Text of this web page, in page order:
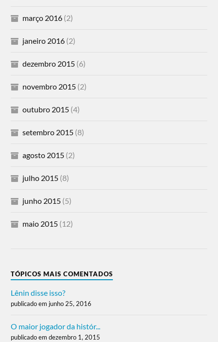
março 2016 (2)
janeiro 2016 (2)
dezembro 2015 (6)
novembro 2015 (2)
outubro 2015 (4)
setembro 2015 (8)
agosto 2015 (2)
julho 2015 (8)
junho 2015 (5)
maio 2015 (12)
TÓPICOS MAIS COMENTADOS
Lênin disse isso?
publicado em junho 25, 2016
O maior jogador da histór...
publicado em dezembro 1, 2015